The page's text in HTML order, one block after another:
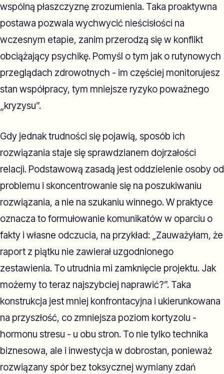
wspólną płaszczyznę zrozumienia. Taka proaktywna
postawa pozwala wychwycić nieścisłości na
wczesnym etapie, zanim przerodzą się w konflikt
obciążający psychikę. Pomyśl o tym jak o rutynowych
przeglądach zdrowotnych - im częściej monitorujesz
stan współpracy, tym mniejsze ryzyko poważnego
„kryzysu”.
Gdy jednak trudności się pojawią, sposób ich
rozwiązania staje się sprawdzianem dojrzałości
relacji. Podstawową zasadą jest oddzielenie osoby od
problemu i skoncentrowanie się na poszukiwaniu
rozwiązania, a nie na szukaniu winnego. W praktyce
oznacza to formułowanie komunikatów w oparciu o
fakty i własne odczucia, na przykład: „Zauważyłam, że
raport z piątku nie zawierał uzgodnionego
zestawienia. To utrudnia mi zamknięcie projektu. Jak
możemy to teraz najszybciej naprawić?”. Taka
konstrukcja jest mniej konfrontacyjna i ukierunkowana
na przyszłość, co zmniejsza poziom kortyzolu -
hormonu stresu - u obu stron. To nie tylko technika
biznesowa, ale i inwestycja w dobrostan, ponieważ
rozwiązany spór bez toksycznej wymiany zdań